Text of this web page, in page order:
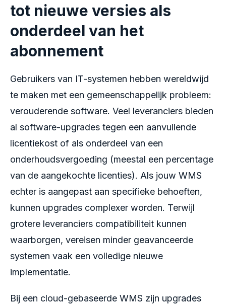
tot nieuwe versies als
onderdeel van het
abonnement
Gebruikers van IT-systemen hebben wereldwijd
te maken met een gemeenschappelijk probleem:
verouderende software. Veel leveranciers bieden
al software-upgrades tegen een aanvullende
licentiekost of als onderdeel van een
onderhoudsvergoeding (meestal een percentage
van de aangekochte licenties). Als jouw WMS
echter is aangepast aan specifieke behoeften,
kunnen upgrades complexer worden. Terwijl
grotere leveranciers compatibiliteit kunnen
waarborgen, vereisen minder geavanceerde
systemen vaak een volledige nieuwe
implementatie.
Bij een cloud-gebaseerde WMS zijn upgrades